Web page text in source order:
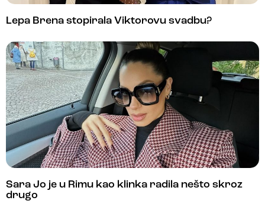
Lepa Brena stopirala Viktorovu svadbu?
Sara Jo je u Rimu kao klinka radila nešto skroz
drugo